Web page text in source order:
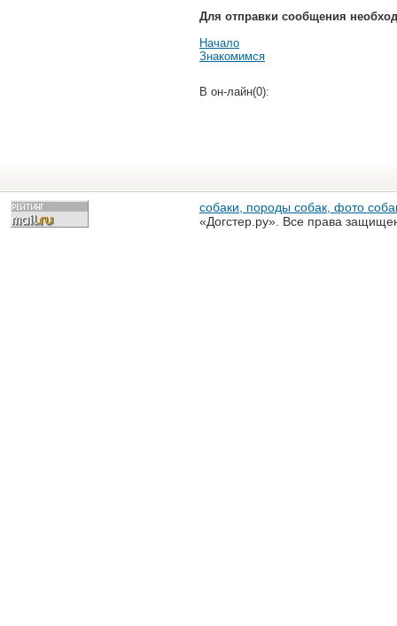
Для отправки сообщения
Начало
Знакомимся
В он-лайн(0):
собаки, породы собак, фото
«Догстер.ру». Все права